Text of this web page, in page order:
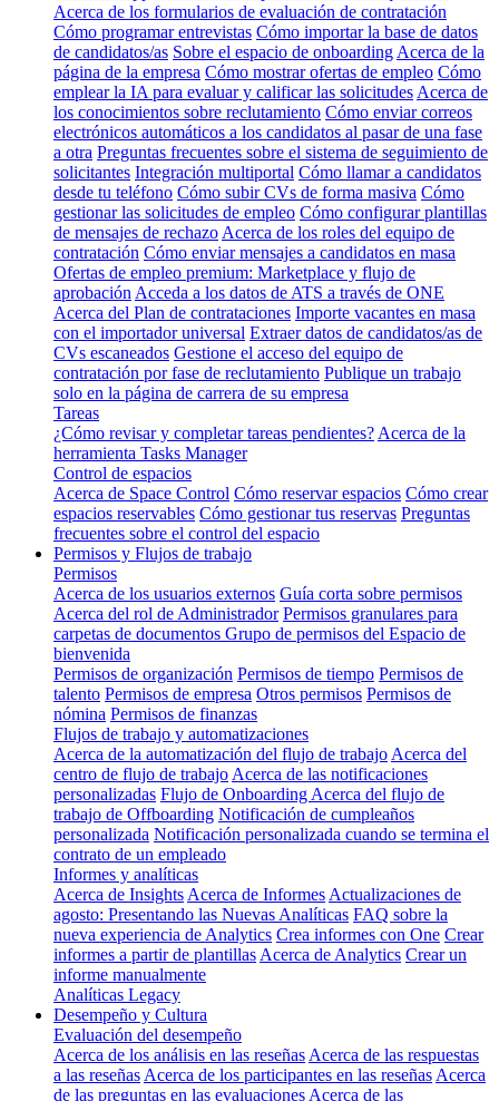
Acerca de los formularios de evaluación de contratación
Cómo programar entrevistas Cómo importar la base de datos
de candidatos/as Sobre el espacio de onboarding Acerca de la
página de la empresa Cómo mostrar ofertas de empleo Cómo
emplear la IA para evaluar y calificar las solicitudes Acerca de
los conocimientos sobre reclutamiento Cómo enviar correos
electrónicos automáticos a los candidatos al pasar de una fase
a otra Preguntas frecuentes sobre el sistema de seguimiento de
solicitantes Integración multiportal Cómo llamar a candidatos
desde tu teléfono Cómo subir CVs de forma masiva Cómo
gestionar las solicitudes de empleo Cómo configurar plantillas
de mensajes de rechazo Acerca de los roles del equipo de
contratación Cómo enviar mensajes a candidatos en masa
Ofertas de empleo premium: Marketplace y flujo de
aprobación Acceda a los datos de ATS a través de ONE
Acerca del Plan de contrataciones Importe vacantes en masa
con el importador universal Extraer datos de candidatos/as de
CVs escaneados Gestione el acceso del equipo de
contratación por fase de reclutamiento Publique un trabajo
solo en la página de carrera de su empresa
Tareas
¿Cómo revisar y completar tareas pendientes? Acerca de la
herramienta Tasks Manager
Control de espacios
Acerca de Space Control Cómo reservar espacios Cómo crear
espacios reservables Cómo gestionar tus reservas Preguntas
frecuentes sobre el control del espacio
Permisos y Flujos de trabajo
Permisos
Acerca de los usuarios externos Guía corta sobre permisos
Acerca del rol de Administrador Permisos granulares para
carpetas de documentos Grupo de permisos del Espacio de
bienvenida
Permisos de organización Permisos de tiempo Permisos de
talento Permisos de empresa Otros permisos Permisos de
nómina Permisos de finanzas
Flujos de trabajo y automatizaciones
Acerca de la automatización del flujo de trabajo Acerca del
centro de flujo de trabajo Acerca de las notificaciones
personalizadas Flujo de Onboarding Acerca del flujo de
trabajo de Offboarding Notificación de cumpleaños
personalizada Notificación personalizada cuando se termina el
contrato de un empleado
Informes y analíticas
Acerca de Insights Acerca de Informes Actualizaciones de
agosto: Presentando las Nuevas Analíticas FAQ sobre la
nueva experiencia de Analytics Crea informes con One Crear
informes a partir de plantillas Acerca de Analytics Crear un
informe manualmente
Analíticas Legacy
Desempeño y Cultura
Evaluación del desempeño
Acerca de los análisis en las reseñas Acerca de las respuestas
a las reseñas Acerca de los participantes en las reseñas Acerca
de las preguntas en las evaluaciones Acerca de las